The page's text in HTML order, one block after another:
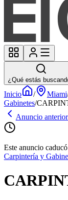
¿Qué estás
Inicio / Miami
Gabinetes/
Anuncio anterior
Este anuncio
Carpintería y